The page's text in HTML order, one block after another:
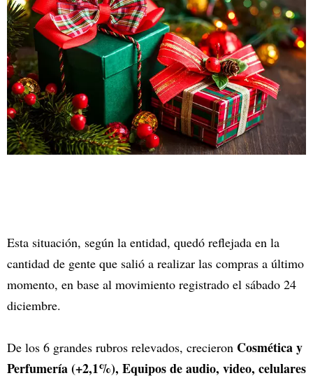
Esta situación, según la entidad, quedó reflejada en la
cantidad de gente que salió a realizar las compras a último
momento, en base al movimiento registrado el sábado 24
diciembre.
De los 6 grandes rubros relevados, crecieron Cosmética y
Perfumería (+2,1%), Equipos de audio, video, celulares